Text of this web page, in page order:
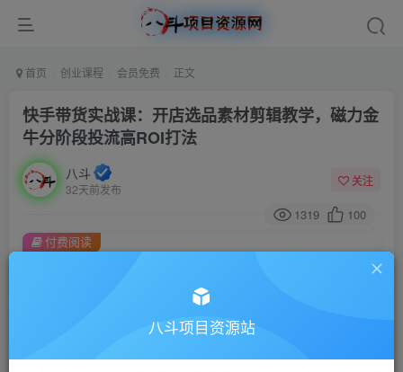
首页 创业课程 会员免费 正文
快手带货实战课：开店选品素材剪辑教学，磁力金
牛分阶段投流高ROI打法
八斗
32天前发布
关注
1319 100
此内容为付费阅读，请付费后查看
金币9.9金币99
会员免费
付费阅读
八斗项目资源站